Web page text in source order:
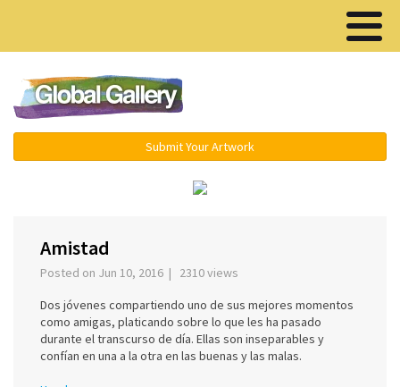
Submit Your Artwork
Amistad
Posted on Jun 10, 2016 | 2310 views
Dos jóvenes compartiendo uno de sus mejores momentos
como amigas, platicando sobre lo que les ha pasado
durante el transcurso de día. Ellas son inseparables y
confían en una a la otra en las buenas y las malas.